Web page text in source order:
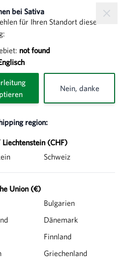
bei Sativa
für Ihren Standort diese
not found
Nein, danke
region:
(CHF)
Schweiz
Union (€)
Bulgarien
Dänemark
Finnland
Griechenland
Bodenkohlrabi
Hochsommer geerntet werden
angebaut und ist wegen
Wintergemüse. Das zu
wird auch Steckrübe
ist nah mit der Räbe
als wertvolles
Verwendung in der Küche
und einfache Kultur. Mit
sie praktisch auf allen Böden.
in der zweiten
giessen und haken hilft,